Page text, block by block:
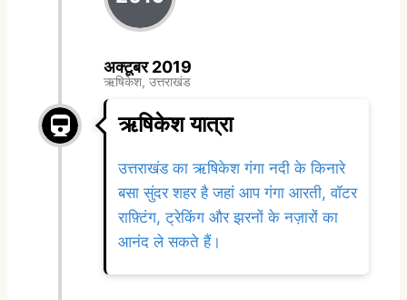
अक्टूबर 2019
ऋषिकेश, उत्तराखंड
ऋषिकेश यात्रा
उत्तराखंड का ऋषिकेश गंगा नदी के किनारे
बसा सुंदर शहर है जहां आप गंगा आरती, वॉटर
राफ़्टिंग, ट्रेकिंग और झरनों के नज़ारों का
आनंद ले सकते हैं।